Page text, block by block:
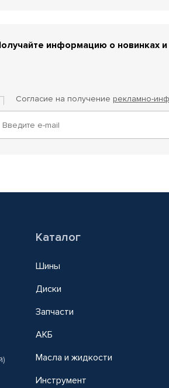
информацию о новинках
Согласие на получение рекламно-
Каталог
Шины
Диски
Запчасти
АКБ
Масла и жидкости
Инструмент